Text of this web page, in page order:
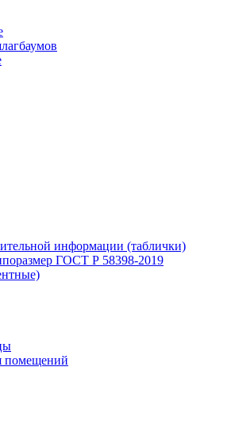
информации (таблички)
ГОСТ Р 58398-2019
помещений